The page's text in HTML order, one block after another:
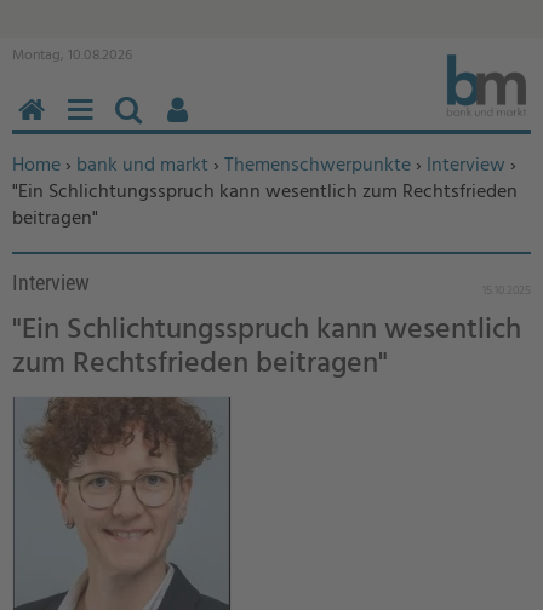
Montag, 10.08.2026
Sie befinden sich hier:
Home› bank und markt ›Themenschwerpunkte› Interview ›
"Ein Schlichtungsspruch kann wesentlich zum Rechtsfrieden
beitragen"
Interview
"Ein Schlichtungsspruch kann wesentlich
zum Rechtsfrieden beitragen"
HOMEMENÜSUCHEN
BENUTZERFUNKTIONEN